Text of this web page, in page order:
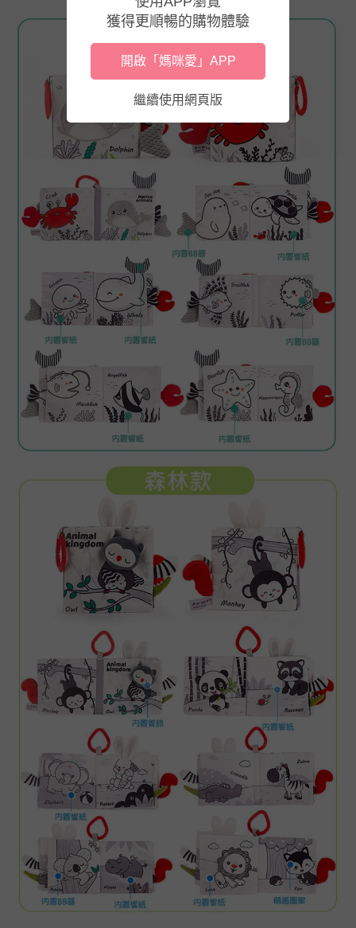
獲得更順暢的購物體驗
開啟「媽咪愛」APP
繼續使用網頁版